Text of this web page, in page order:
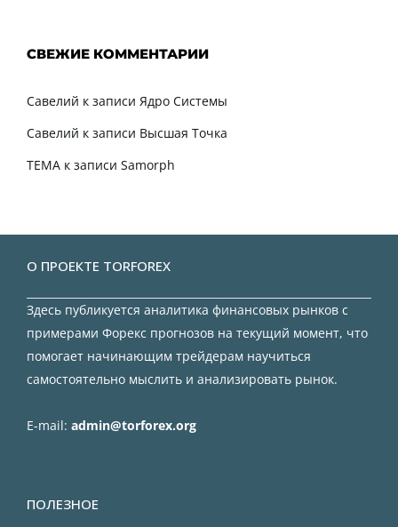
СВЕЖИЕ КОММЕНТАРИИ
Савелий к записи Ядро Системы
Савелий к записи Высшая Точка
TEMA к записи Samorph
О ПРОЕКТЕ TORFOREX
Здесь публикуется аналитика финансовых рынков с
примерами Форекс прогнозов на текущий момент, что
помогает начинающим трейдерам научиться
самостоятельно мыслить и анализировать рынок.
E-mail: admin@torforex.org
ПОЛЕЗНОЕ